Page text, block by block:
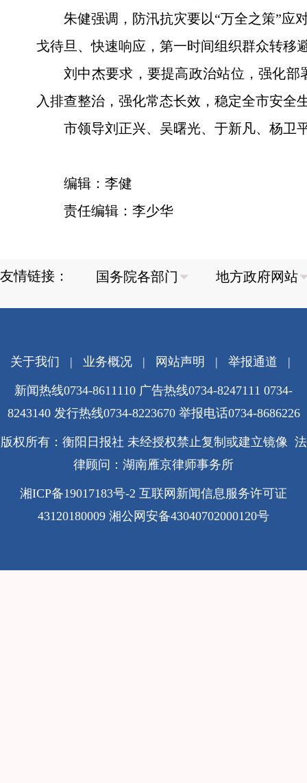
朱健强调，防汛抗灾要以“万全之策”应
戈待旦、快速响应，第一时间组织群众转移
刘中杰要求，要提高政治站位，强化
入排查整治，强化常态长效，稳定全市安全
市领导刘正兴、吴曙光、于新凡、杨卫
编辑：李健
责任编辑：李少华
友情链接：
关于我们 | 业务概况| 网站声明 | 举报通道 |
新闻热线0734-8611110 广告热线0734-8247111 0734-
8243140 发行热线0734-8223670 举报电话0734-8686226
版权所有：衡阳日报社 未经授权禁止复制或建立镜像 法
律顾问：湖南雁京律师事务所
湘ICP备19017183号-2 互联网新闻信息服务许可证
43120180009 湘公网安备43040702000120号